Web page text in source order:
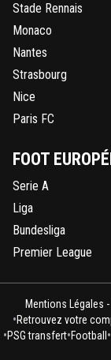
Stade Rennais
Monaco
Nantes
Strasbourg
Nice
Paris FC
FOOT
Serie A
Liga
Bundesliga
Premier League
Mentions Légales
•Retrouvez votre
•PSG transfert•Football •